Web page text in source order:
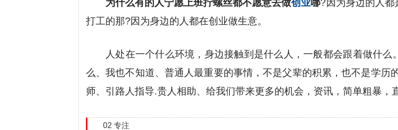
为什么有的人宁愿上班拧螺丝都不愿意去做创业哪?因为身边的人
打工的那?因为身边的人都在创业做生意。
人处在一个什么环境，身边接触到是什么人，一般都会跟着做什
么、我也不知道、普通人最重要的事情，不是父辈的积累，也不是学历
师、引路人指导.贵人相助、给我们带来更多的机会，资讯，简单粗暴，
02 专注